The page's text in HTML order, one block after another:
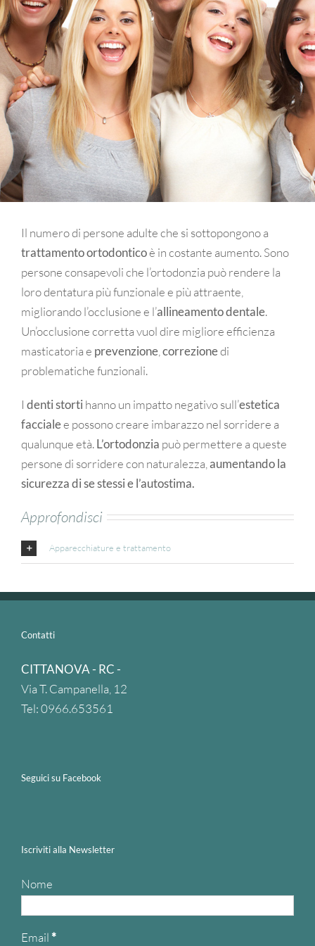
Il numero di persone adulte che si sottopongono a
trattamento ortodonticoè in costante aumento. Sono
persone consapevoli che l’ortodonzia può rendere la
loro dentatura più funzionale e più attraente,
migliorando l’occlusione e l’allineamento dentale.
Un’occlusione corretta vuol dire migliore efficienza
masticatoria e prevenzione correzionedi
problematiche funzionali.
I denti storti hanno un impatto negativo sull’estetica
faccialee possono creare imbarazzo nel sorridere a
qualunque età.L’ortodonzia può permettere a queste
persone di sorridere con naturalezza, aumentando la
sicurezza di se stessi e l’autostima.
Approfondisci
Apparecchiature e trattamento
Contatti
CITTANOVA - RC -
Via T. Campanella, 12
Tel: 0966.653561
Seguici su Facebook
Iscriviti alla Newsletter
Nome
Email *